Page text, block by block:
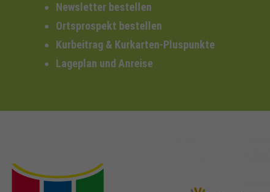
Newsletter bestellen
Ortsprospekt bestellen
Kurbeitrag & Kurkarten-Pluspunkte
Lageplan und Anreise